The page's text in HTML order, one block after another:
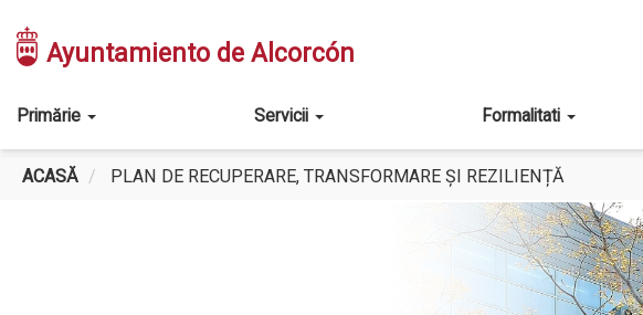
conţinutul
Ayuntamiento de Alcorcón
Main
navigation
Primărie Servicii Formalitati
ACASĂ PLAN DE RECUPERARE, TRANSFORMARE ȘI REZILIENȚĂ